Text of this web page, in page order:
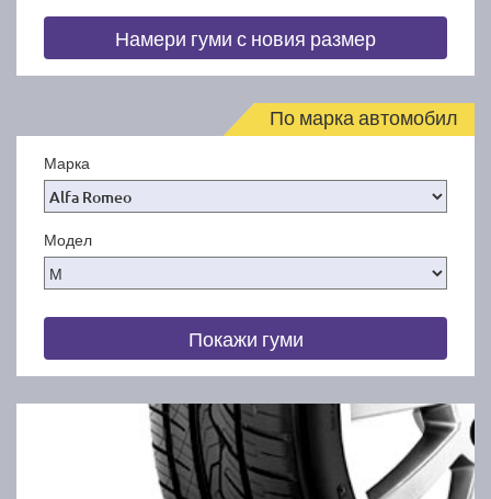
Намери гуми с новия размер
По марка автомобил
Марка
Модел
Покажи гуми